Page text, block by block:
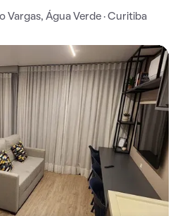
Vargas, Água Verde · Curitiba